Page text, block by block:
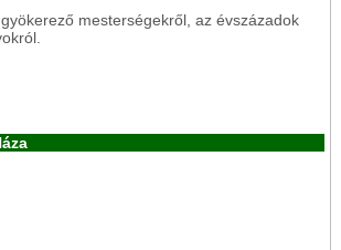
mesterségekről, az évszázadok